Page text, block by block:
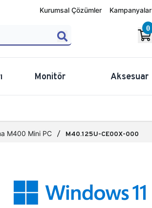
Kurumsal Çözümler Kampanyalar
0
Monitör Aksesuar
M400 Mini PC M40.125U-CE00X-000